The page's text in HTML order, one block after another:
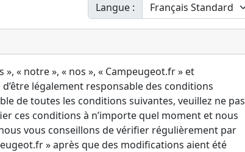
Langue :
« notre », « nos », « Campeugeot.fr » et
légalement responsable des conditions
de toutes les conditions suivantes, veuillez ne pas
ces conditions à n’importe quel moment et nous
vous conseillons de vérifier régulièrement par
» après que des modifications aient été